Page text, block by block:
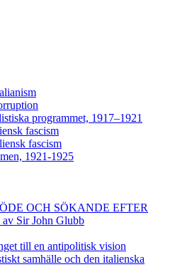
programmet, 1917–1921
fascism
fascism
1921-1925
OCH SÖKANDE EFTER
Sir John Glubb
till en antipolitisk vision
samhälle och den italienska